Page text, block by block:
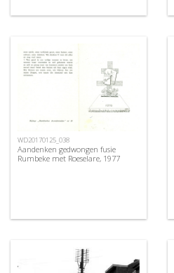
WD20170125_038
Aandenken gedwongen fusie
Rumbeke met Roeselare, 1977